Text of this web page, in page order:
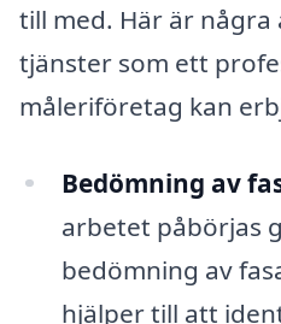
till med. Här är några
tjänster som ett
måleriföretag kan
Bedömning av
arbetet påbörjas
bedömning av
hjälper till att